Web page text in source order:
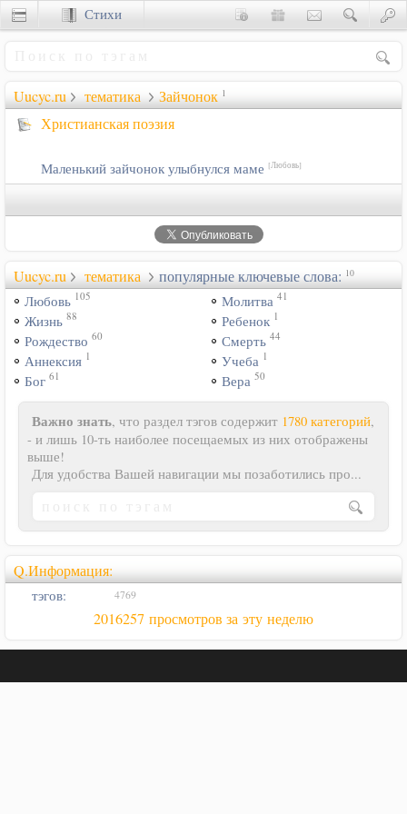
Uucyc.ru тематика Зайчонок 1
Христианская поэзия
Маленький зайчонок улыбнулся маме [Любовь]
Uucyc.ru тематика популярные ключевые слова: 10
Любовь 105
Жизнь 88
Рождество 60
Аннексия 1
Бог 61
Молитва 41
Ребенок 1
Смерть 44
Учеба 1
Вера 50
Важно знать, что раздел тэгов содержит 1780 категорий,
- и лишь 10-ть наиболее посещаемых из них отображены
выше!
Для удобства Вашей навигации мы позаботились про...
Q.Информация:
тэгов: 4769
2016257 просмотров за эту неделю
Стихи